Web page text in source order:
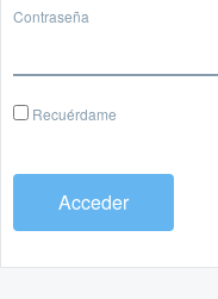
Contraseña
Recuérdame
Acceder